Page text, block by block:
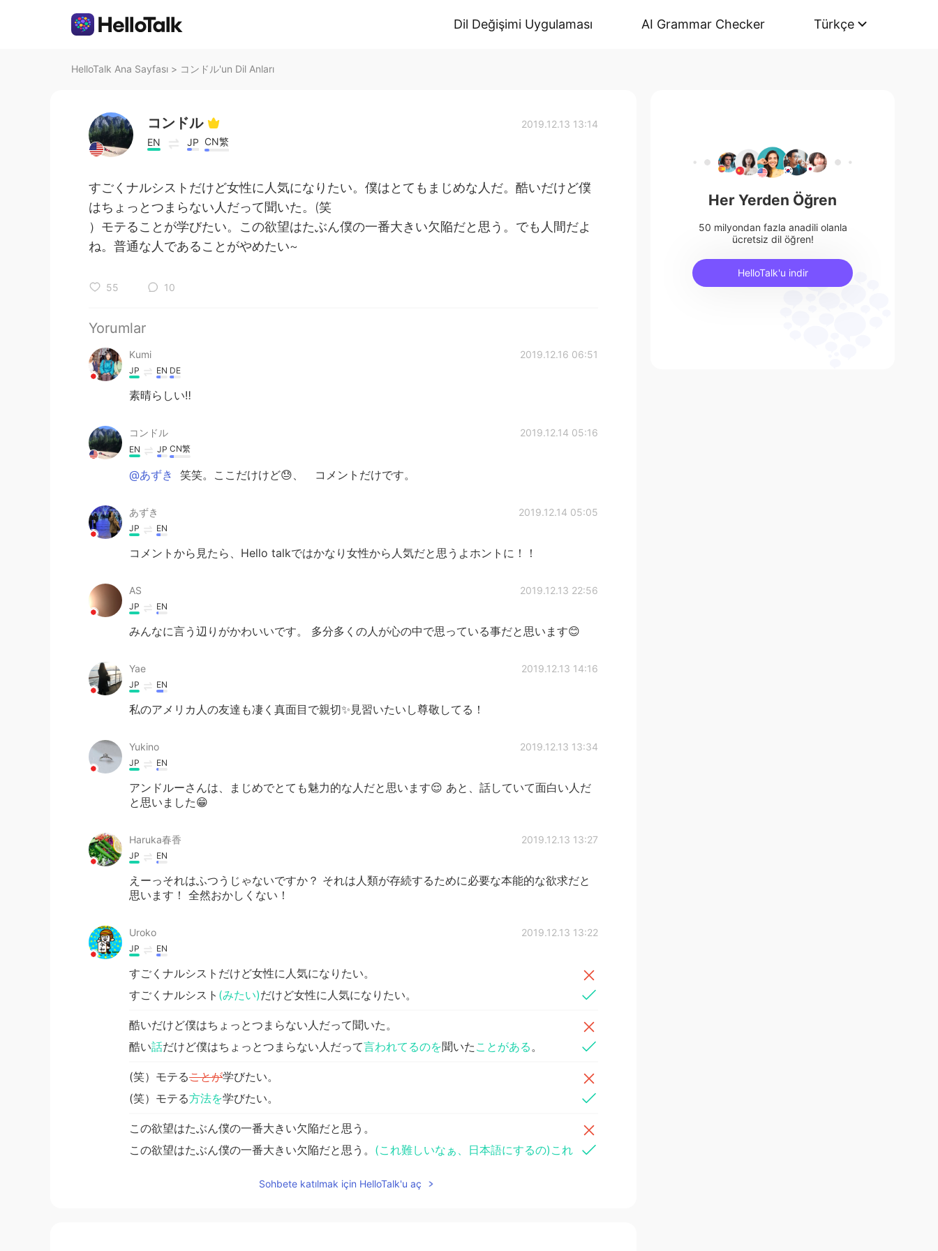
Dil Değişimi Uygulaması AI Grammar Checker Türkçe
HelloTalk Ana Sayfası > コンドル'un Dil Anları
コンドル
EN JP CN繁
2019.12.13 13:14
すごくナルシストだけど女性に人気になりたい。僕はとてもまじめな人だ。酷いだけど僕
はちょっとつまらない人だって聞いた。(笑
）モテることが学びたい。この欲望はたぶん僕の一番大きい欠陥だと思う。でも人間だよ
ね。普通な人であることがやめたい~
55 10
Yorumlar
Kumi 2019.12.16 06:51
JP EN DE
素晴らしい‼️
コンドル 2019.12.14 05:16
EN JP CN繁
@あずき 笑笑。ここだけけど😓、 コメントだけです。
あずき 2019.12.14 05:05
JP EN
コメントから見たら、Hello talkではかなり女性から人気だと思うよホントに！！
AS 2019.12.13 22:56
JP EN
みんなに言う辺りがかわいいです。 多分多くの人が心の中で思っている事だと思います😊
Yae 2019.12.13 14:16
JP EN
私のアメリカ人の友達も凄く真面目で親切✨見習いたいし尊敬してる！
Yukino 2019.12.13 13:34
JP EN
アンドルーさんは、まじめでとても魅力的な人だと思います😌 あと、話していて面白い人だ
と思いました😁
Haruka春香 2019.12.13 13:27
JP EN
えーっそれはふつうじゃないですか？ それは人類が存続するために必要な本能的な欲求だと
思います！ 全然おかしくない！
Uroko 2019.12.13 13:22
JP EN
すごくナルシストだけど女性に人気になりたい。
すごくナルシスト (みたい)だけど女性に人気になりたい。
酷いだけど僕はちょっとつまらない人だって聞いた。
酷い話だけど僕はちょっとつまらない人だって言われてるのを聞いた ことがある。
(笑）モテることが学びたい。
(笑）モテる方法を学びたい。
この欲望はたぶん僕の一番大きい欠陥だと思う。
この欲望はたぶん僕の一番大きい欠陥だと思う。 (これ難しいなぁ、日本語にするの)これ
Sohbete katılmak için HelloTalk'u aç
Her Yerden Öğren
50 milyondan fazla anadili olanla
ücretsiz dil öğren!
HelloTalk'u indir